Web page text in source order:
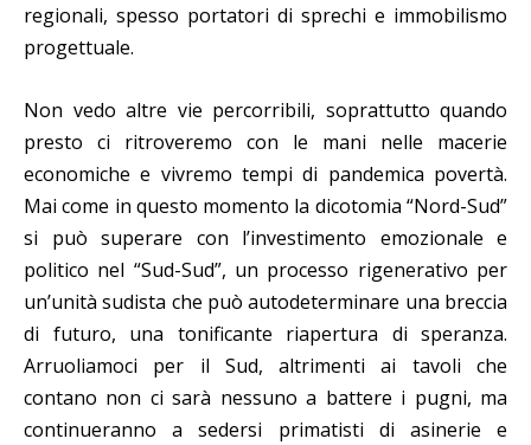
regionali, spesso portatori di sprechi e immobilismo
progettuale.
Non vedo altre vie percorribili, soprattutto quando
presto ci ritroveremo con le mani nelle macerie
economiche e vivremo tempi di pandemica povertà.
Mai come in questo momento la dicotomia “Nord-Sud”
si può superare con l’investimento emozionale e
politico nel “Sud-Sud”, un processo rigenerativo per
un’unità sudista che può autodeterminare una breccia
di futuro, una tonificante riapertura di speranza.
Arruoliamoci per il Sud, altrimenti ai tavoli che
contano non ci sarà nessuno a battere i pugni, ma
continueranno a sedersi primatisti di asinerie e